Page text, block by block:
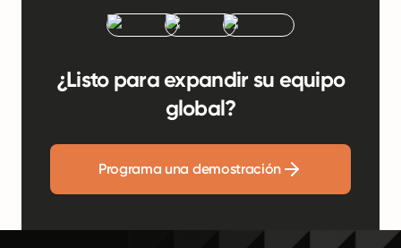
¿Listo para expandir su equipo
global?
Programa una demostración